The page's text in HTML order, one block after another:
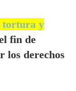
tortura y
fin de
los derechos